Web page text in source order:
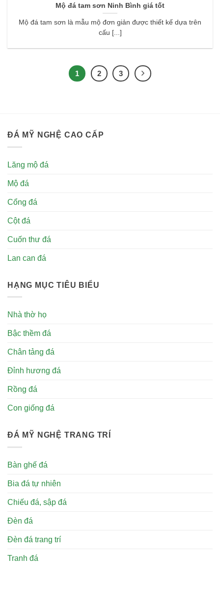
Mộ đá tam sơn Ninh Bình giá tốt
Mộ đá tam sơn là mẫu mộ đơn giản được thiết kế dựa trên
cấu [...]
1 2 3
ĐÁ MỸ NGHỆ CAO CẤP
Lăng mộ đá
Mộ đá
Cổng đá
Cột đá
Cuốn thư đá
Lan can đá
HẠNG MỤC TIÊU BIỂU
Nhà thờ họ
Bậc thềm đá
Chân tảng đá
Đỉnh hương đá
Rồng đá
Con giống đá
ĐÁ MỸ NGHỆ TRANG TRÍ
Bàn ghế đá
Bia đá tự nhiên
Chiếu đá, sập đá
Đèn đá
Đèn đá trang trí
Tranh đá